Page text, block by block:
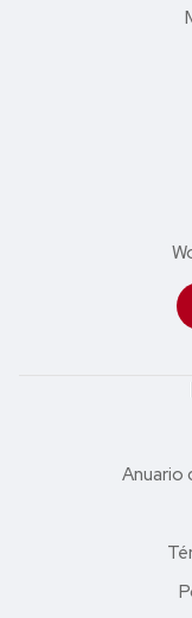
Anuario